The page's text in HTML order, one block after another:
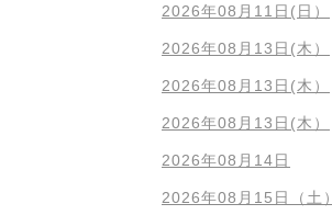
2026年08月11日(日）
2026年08月13日(木）
2026年08月13日(木）
2026年08月13日(木）
2026年08月14日
2026年08月15日（土）